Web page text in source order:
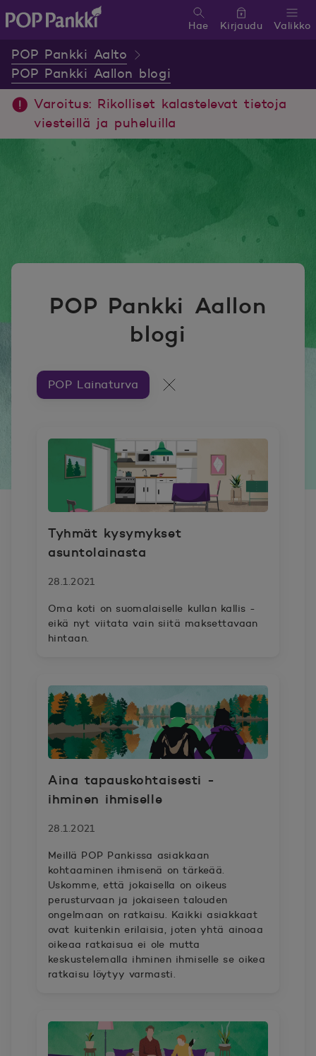
Valikko
Hae Kirjaudu
POP Pankki Aalto
POP Pankki Aallon blogi
Varoitus: Rikolliset kalastelevat tietoja
viesteillä ja puheluilla
POP Pankki Aallon
blogi
Artikkeleita aiheesta ###
POP Lainaturva Kaikki artikkelit
Tyhmät kysymykset
asuntolainasta
28.1.2021
Oma koti on suomalaiselle kullan kallis -
eikä nyt viitata vain siitä maksettavaan
hintaan.
Aina tapauskohtaisesti -
ihminen ihmiselle
28.1.2021
Meillä POP Pankissa asiakkaan
kohtaaminen ihmisenä on tärkeää.
Uskomme, että jokaisella on oikeus
perusturvaan ja jokaiseen talouden
ongelmaan on ratkaisu. Kaikki asiakkaat
ovat kuitenkin erilaisia, joten yhtä ainoaa
oikeaa ratkaisua ei ole mutta
keskustelemalla ihminen ihmiselle se oikea
ratkaisu löytyy varmasti.